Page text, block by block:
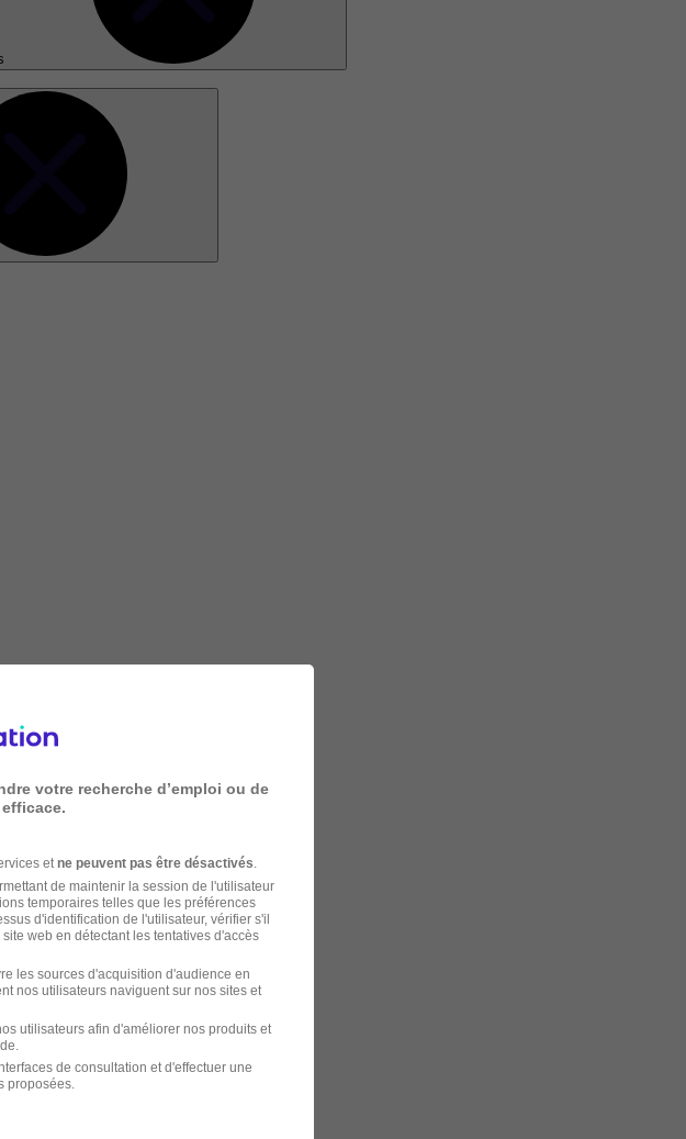
votre recherche d’emploi ou de
et ne peuvent pas être désactivés
de maintenir la session de l'utilisateur
temporaires telles que les préférences
d'identification de l'utilisateur, vérifier s'il
web en détectant les tentatives d'accès
les sources d'acquisition d'audience en
nos utilisateurs naviguent sur nos sites et
utilisateurs afin d'améliorer nos produits et
de consultation et d'effectuer une
proposées.